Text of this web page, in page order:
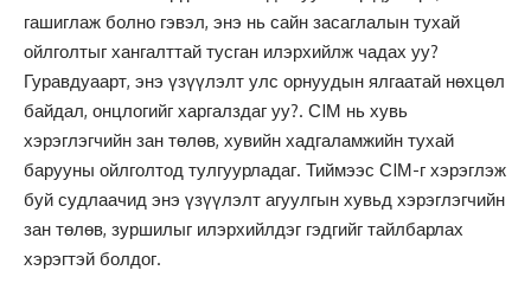
гашиглаж болно гэвэл, энэ нь сайн засаглалын тухай
ойлголтыг хангалттай тусган илэрхийлж чадах уу?
Гуравдуаарт, энэ үзүүлэлт улс орнуудын ялгаатай нөхцөл
байдал, онцлогийг харгалздаг уу?. СIМ нь хувь
хэрэглэгчийн зан төлөв, хувийн хадгаламжийн тухай
барууны ойлголтод тулгуурладаг. Тиймээс СIМ-г хэрэглэж
буй судлаачид энэ үзүүлэлт агуулгын хувьд хэрэглэгчийн
зан төлөв, зуршилыг илэрхийлдэг гэдгийг тайлбарлах
хэрэгтэй болдог.